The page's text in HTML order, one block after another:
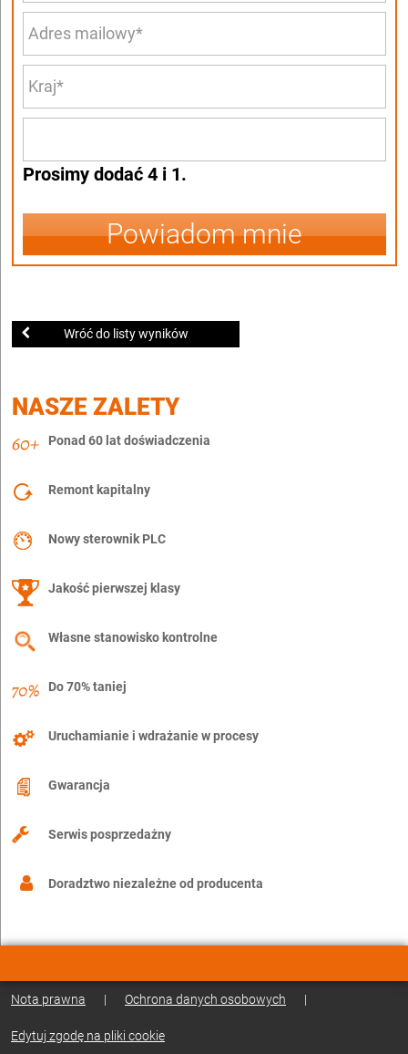
Prosimy dodać 4 i 1.
Powiadom mnie
Wróć do listy wyników
NASZE ZALETY
Ponad 60 lat doświadczenia
Remont kapitalny
Nowy sterownik PLC
Jakość pierwszej klasy
Własne stanowisko kontrolne
Do 70% taniej
Uruchamianie i wdrażanie w procesy
Gwarancja
Serwis posprzedażny
Doradztwo niezależne od producenta
Nota prawna | Ochrona danych osobowych |
Edytuj zgodę na pliki cookie